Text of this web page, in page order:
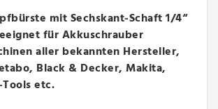
mit Sechskant-Schaft 1/4“
fürAkkuschrauber
aller bekannten Hersteller,
Black & Decker, Makita,
etc.